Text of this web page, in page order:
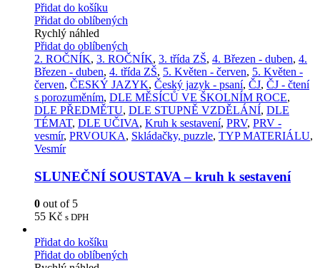
Přidat do košíku
Přidat do oblíbených
Rychlý náhled
Přidat do oblíbených
2. ROČNÍK, 3. ROČNÍK, 3. třída ZŠ, 4. Březen - duben, 4.
Březen - duben, 4. třída ZŠ, 5. Květen - červen, 5. Květen -
červen, ČESKÝ JAZYK, Český jazyk - psaní, ČJ, ČJ - čtení
s porozuměním, DLE MĚSÍCŮ VE ŠKOLNÍM ROCE,
DLE PŘEDMĚTU, DLE STUPNĚ VZDĚLÁNÍ, DLE
TÉMAT, DLE UČIVA, Kruh k sestavení, PRV, PRV -
vesmír, PRVOUKA, Skládačky, puzzle, TYP MATERIÁLU,
Vesmír
SLUNEČNÍ SOUSTAVA – kruh k sestavení
0 out of 5
55 Kč s DPH
Přidat do košíku
Přidat do oblíbených